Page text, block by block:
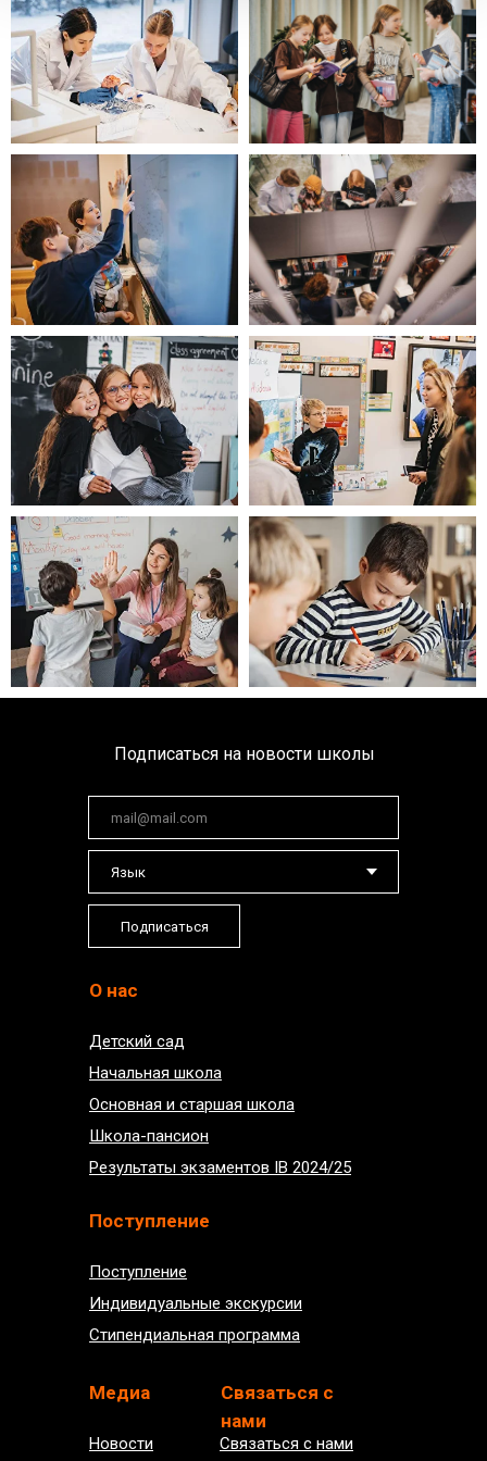
Поступление
Поступление
Индивидуальные экскурсии
Стипендиальная программа
Связаться с
нами
Связаться с нами
О нас
Детский сад
Начальная школа
Основная и старшая школа
Школа-пансион
Результаты экзаментов IB 2024/25
Новости
Медиа
Подписаться
Подписаться на новости школы